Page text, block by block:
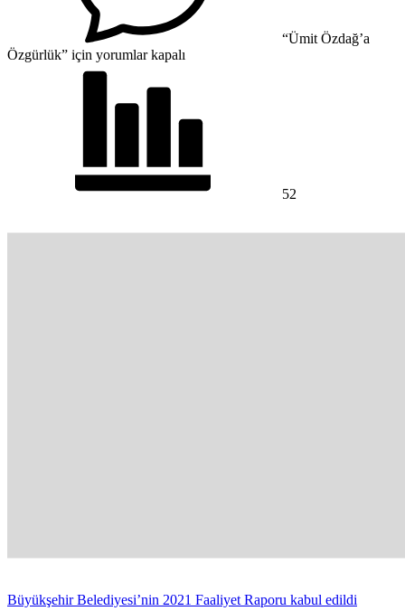
“Ümit Özdağ’a
Özgürlük” için yorumlar kapalı
52
Büyükşehir Belediyesi’nin 2021 Faaliyet Raporu kabul edildi